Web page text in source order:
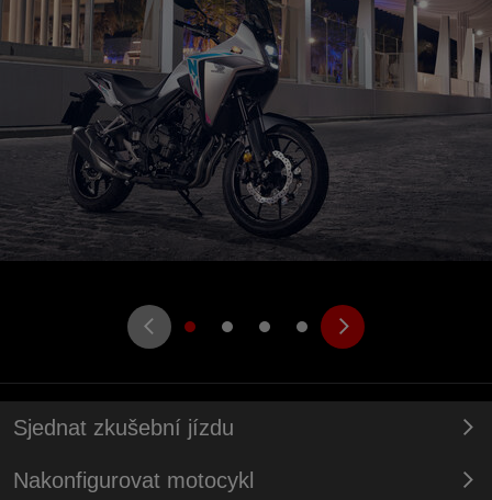
Sjednat zkušební jízdu
Nakonfigurovat motocykl